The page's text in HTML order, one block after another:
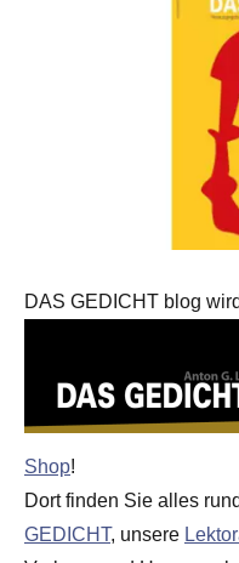
DAS GEDICHT blog
Shop!
Dort finden Sie alles
GEDICHT, unsere